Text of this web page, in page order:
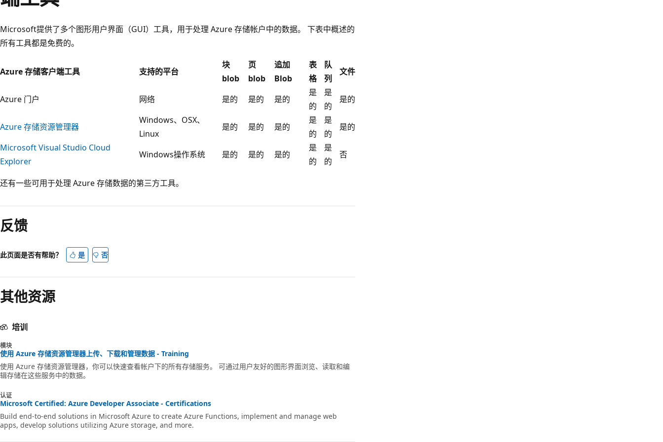
Microsoft提供了多个图形用户界面（GUI）工具，用于处理 Azure 存储帐户中的数据。 下表中概述的
所有工具都是免费的。
Azure 存储客户端工具 支持的平台
块
blob
页
blob
追加
Blob
表
格
队
列
文件
Azure 门户 网络 是的 是的 是的
是
的
是
的
是的
Azure 存储资源管理器
Windows、OSX、
Linux
是的 是的 是的
是
的
是
的
是的
Microsoft Visual Studio Cloud
Explorer
Windows操作系统 是的 是的 是的
是
的
是
的
否
还有一些可用于处理 Azure 存储数据的第三方工具。
读
模
已
用
反馈
此页面是否有帮助？ 是 否
其他资源
培训
模块
使用 Azure 存储资源管理器上传、下载和管理数据 - Training
使用 Azure 存储资源管理器，你可以快速查看帐户下的所有存储服务。 可通过用户友好的图形界面浏览、读取和编
辑存储在这些服务中的数据。
认证
Microsoft Certified: Azure Developer Associate - Certifications
Build end-to-end solutions in Microsoft Azure to create Azure Functions, implement and manage web
apps, develop solutions utilizing Azure storage, and more.